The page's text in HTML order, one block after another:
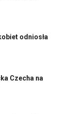
odniosła
Czecha na